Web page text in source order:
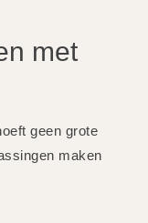
met
geen grote
maken